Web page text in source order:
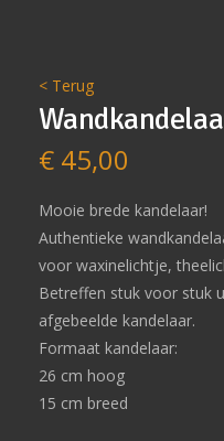
< Terug
€45,00
Mooie brede kandelaar!
Authentieke
voor waxinelichtje,
Betreffen stuk voor stuk
afgebeelde kandelaar.
Formaat kandelaar:
26 cm hoog
15 cm breed